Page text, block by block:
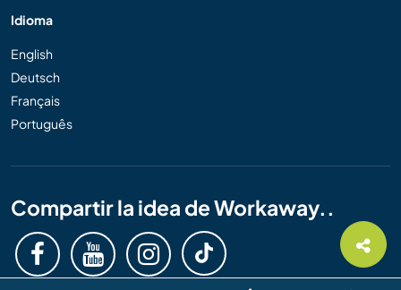
Idioma
English
Deutsch
Français
Português
Compartir la idea de Workaway..